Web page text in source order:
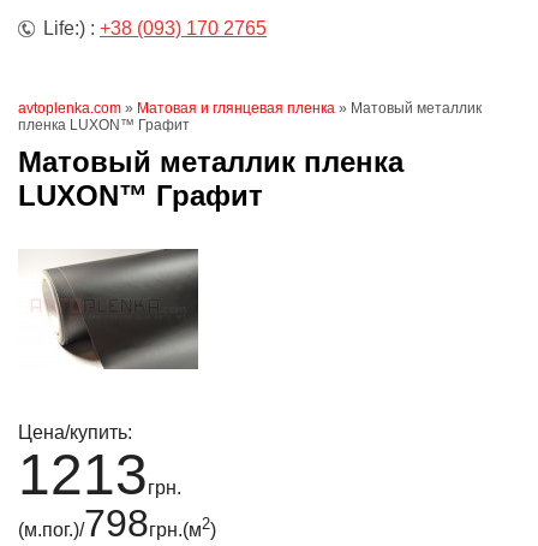
Life:) : +38 (093) 170 2765
avtoplenka.com » Матовая и глянцевая пленка » Матовый металлик
пленка LUXON™ Графит
Матовый металлик пленка
LUXON™ Графит
Цена/купить:
1213грн.
(м.пог.)/798грн.(м2)